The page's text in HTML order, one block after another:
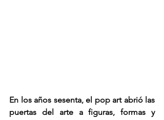
En los años sesenta, el pop art abrió las
puertas del arte a figuras, formas y